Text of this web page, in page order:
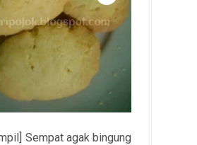
Sempat agak bingung